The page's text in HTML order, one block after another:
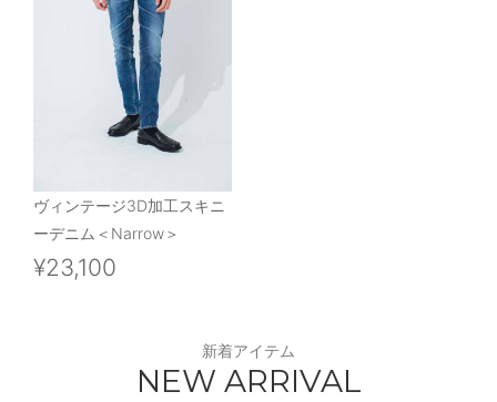
ヴィンテージ3D加工スキニ
ーデニム＜Narrow＞
¥23,100
新着アイテム
NEW ARRIVAL